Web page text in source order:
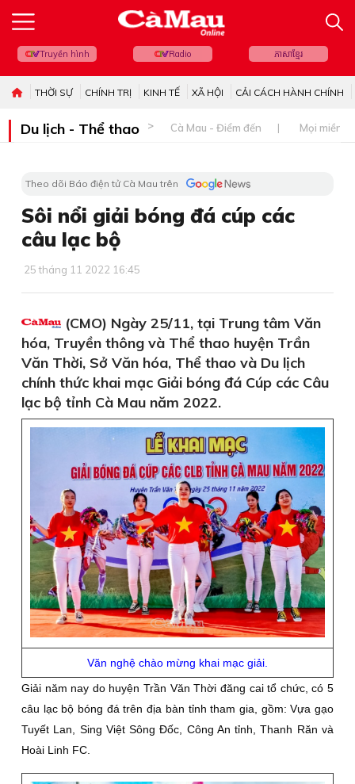
Truyền hình Radio ភាសាខ្មែរ
THỜI SỰ CHÍNH TRỊ KINH TẾ XÃ HỘI CẢI CÁCH HÀNH CHÍNH
Du lịch - Thể thao Cà Mau - Điểm đến Mọi miền
Theo dõi Báo điện tử Cà Mau trên
Sôi nổi giải bóng đá cúp các
câu lạc bộ
25 tháng 11 2022 16:45
(CMO) Ngày 25/11, tại Trung tâm Văn
hóa, Truyền thông và Thể thao huyện Trần
Văn Thời, Sở Văn hóa, Thể thao và Du lịch
chính thức khai mạc Giải bóng đá Cúp các Câu
lạc bộ tỉnh Cà Mau năm 2022.
Văn nghệ chào mừng khai mạc giải.
Giải năm nay do huyện Trần Văn Thời đăng cai tổ chức, có 5
câu lạc bộ bóng đá trên địa bàn tỉnh tham gia, gồm: Vựa gạo
Tuyết Lan, Sing Việt Sông Đốc, Công An tỉnh, Thanh Răn và
Hoài Linh FC.